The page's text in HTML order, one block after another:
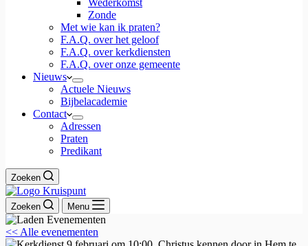
Wederkomst
Zonde
Met wie kan ik praten?
F.A.Q. over het geloof
F.A.Q. over kerkdiensten
F.A.Q. over onze gemeente
Nieuws
Actuele Nieuws
Bijbelacademie
Contact
Adressen
Praten
Predikant
Zoeken
Zoeken Menu
<< Alle evenementen